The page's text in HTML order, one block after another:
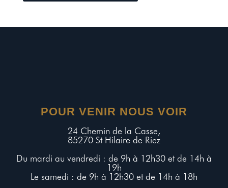
POUR VENIR NOUS VOIR
24 Chemin de la Casse,
85270 St Hilaire de Riez
Du mardi au vendredi : de 9h à 12h30 et de 14h à
19h
Le samedi : de 9h à 12h30 et de 14h à 18h